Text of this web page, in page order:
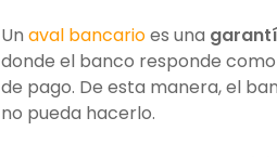
Un aval bancarioes una
donde el banco responde
de pago. De esta manera, el
no pueda hacerlo.